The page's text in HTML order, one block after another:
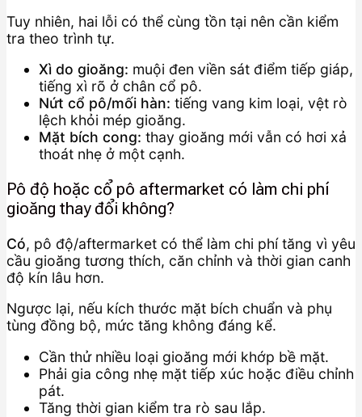
Tuy nhiên, hai lỗi có thể cùng tồn tại nên cần kiểm
tra theo trình tự.
Xì do gioăng: muội đen viền sát điểm tiếp giáp,
tiếng xì rõ ở chân cổ pô.
Nứt cổ pô/mối hàn: tiếng vang kim loại, vệt rò
lệch khỏi mép gioăng.
Mặt bích cong: thay gioăng mới vẫn có hơi xả
thoát nhẹ ở một cạnh.
Pô độ hoặc cổ pô aftermarket có làm chi phí
gioăng thay đổi không?
Có, pô độ/aftermarket có thể làm chi phí tăng vì yêu
cầu gioăng tương thích, căn chỉnh và thời gian canh
độ kín lâu hơn.
Ngược lại, nếu kích thước mặt bích chuẩn và phụ
tùng đồng bộ, mức tăng không đáng kể.
Cần thử nhiều loại gioăng mới khớp bề mặt.
Phải gia công nhẹ mặt tiếp xúc hoặc điều chỉnh
pát.
Tăng thời gian kiểm tra rò sau lắp.